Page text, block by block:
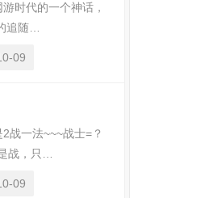
时代的一个神话，
追随…
09
战一法~~~战士=？
战，只…
09